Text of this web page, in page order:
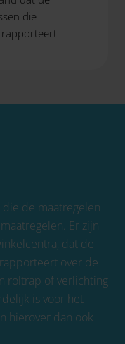
die
rapporteert
de maatregelen
Er zijn
dat de
over de
roltrap of verlichting
is voor het
hierover dan ook